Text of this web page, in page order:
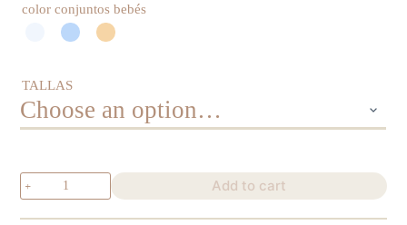
color conjuntos bebés
TALLAS
Conjunto
Tortuga
Add to cart